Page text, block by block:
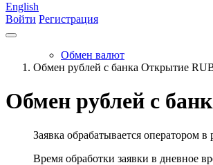
English
Войти Регистрация
Обмен валют
Обмен рублей с банка Открытие
Обмен рублей с
Заявка обрабатывается оператором
Время обработки заявки в дневное